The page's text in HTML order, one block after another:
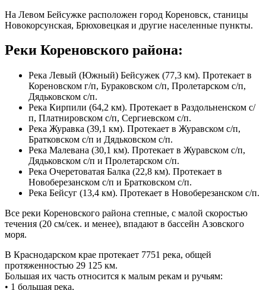
На Левом Бейсужке расположен город Кореновск, станицы
Новокорсунская, Брюховецкая и другие населенные пункты.
Реки Кореновского района:
Река Левый (Южный) Бейсужек (77,3 км). Протекает в
Кореновском г/п, Бураковском с/п, Пролетарском с/п,
Дядьковском с/п.
Река Кирпили (64,2 км). Протекает в Раздольненском с/
п, Платнировском с/п, Сергиевском с/п.
Река Журавка (39,1 км). Протекает в Журавском с/п,
Братковском с/п и Дядьковском с/п.
Река Малевана (30,1 км). Протекает в Журавском с/п,
Дядьковском с/п и Пролетарском с/п.
Река Очеретоватая Балка (22,8 км). Протекает в
Новоберезанском с/п и Братковском с/п.
Река Бейсуг (13,4 км). Протекает в Новоберезанском с/п.
Все реки Кореновского района степные, с малой скоростью
течения (20 см/сек. и менее), впадают в бассейн Азовского
моря.
В Краснодарском крае протекает 7751 река, общей
протяженностью 29 125 км.
Большая их часть относится к малым рекам и ручьям:
• 1 большая река,